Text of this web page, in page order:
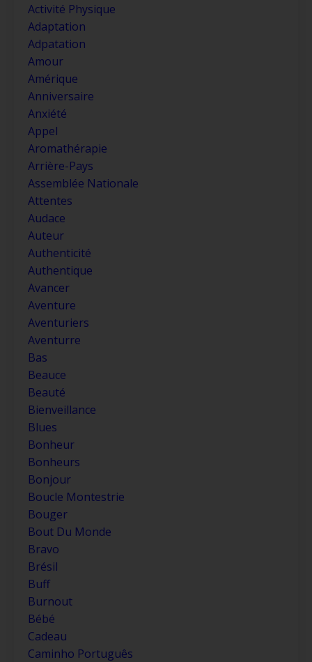
Activité Physique
Adaptation
Adpatation
Amour
Amérique
Anniversaire
Anxiété
Appel
Aromathérapie
Arrière-Pays
Assemblée Nationale
Attentes
Audace
Auteur
Authenticité
Authentique
Avancer
Aventure
Aventuriers
Aventurre
Bas
Beauce
Beauté
Bienveillance
Blues
Bonheur
Bonheurs
Bonjour
Boucle Montestrie
Bouger
Bout Du Monde
Bravo
Brésil
Buff
Burnout
Bébé
Cadeau
Caminho Português